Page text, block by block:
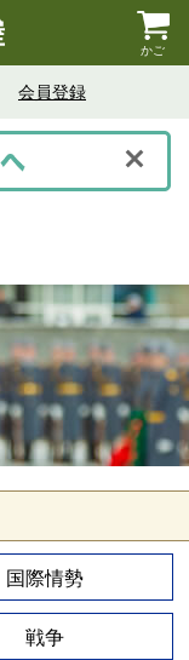
かご
会員登録
国際情勢
戦争